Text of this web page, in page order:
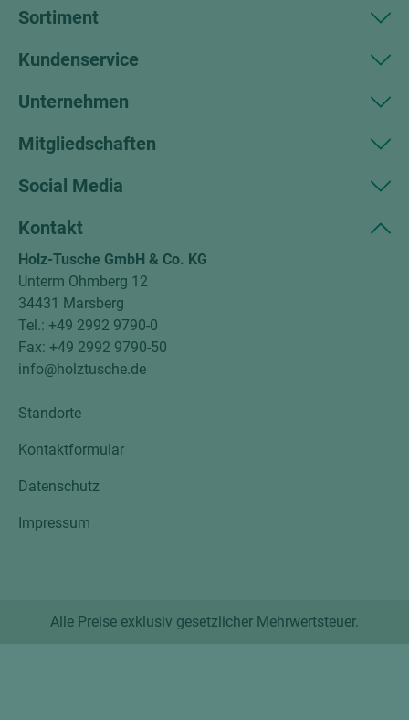
Sortiment
Kundenservice
Unternehmen
Mitgliedschaften
Social Media
Kontakt
Holz-Tusche GmbH & Co. KG
Unterm Ohmberg 12
34431 Marsberg
Tel.: +49 2992 9790-0
Fax: +49 2992 9790-50
info@holztusche.de
Standorte
Kontaktformular
Datenschutz
Impressum
Alle Preise exklusiv gesetzlicher Mehrwertsteuer.